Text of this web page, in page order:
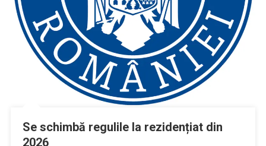
Se schimbă regulile la rezidențiat din
2026